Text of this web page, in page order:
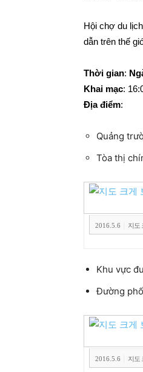
Hội chợ du
dẫn trên thế
Thời gian:
Khai mạc:
Địa điểm:
Quảng
Tòa thị
2016.5.6 지도
Khu vực
Đường
2016.5.6 지도